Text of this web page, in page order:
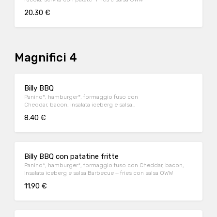
20.30 €
Magnifici 4
Billy BBQ
Panino*, hamburger*, formaggio fuso con
Cheddar, bacon, insalata iceberg e salsa
8.40 €
Billy BBQ con patatine fritte
Panino*, hamburger*, formaggio fuso con Cheddar, bacon,
insalata iceberg e salsa Barbecue + fries con salsa OWW
11.90 €